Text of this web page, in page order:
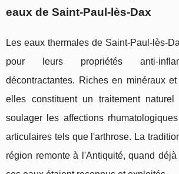
eaux de Saint-Paul-lès-Dax
Les eaux thermales de Saint-Paul-lès-
pour leurs propriétés anti-
décontractantes. Riches en minéraux
elles constituent un traitement
soulager les affections
articulaires tels que l'arthrose. La
région remonte à l'Antiquité, quand